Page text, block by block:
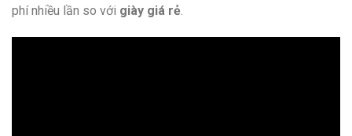
phí nhiều lần so với giày giá rẻ.